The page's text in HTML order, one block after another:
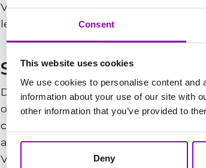
Consent
This website uses cookies
We use cookies to personalise content
information about your use of our site with
other information that you’ve provided to
Deny
Vous trouverez ci-dessous une
le tutoriel vidéo,CLIQUEZ ICI
Section SHOP
Dans la section Shop
(accessible
ordinateur ou en bas à droite sur
crédits
ainsi votre propre grille tarifaire.
Vous pouvez le fairesans